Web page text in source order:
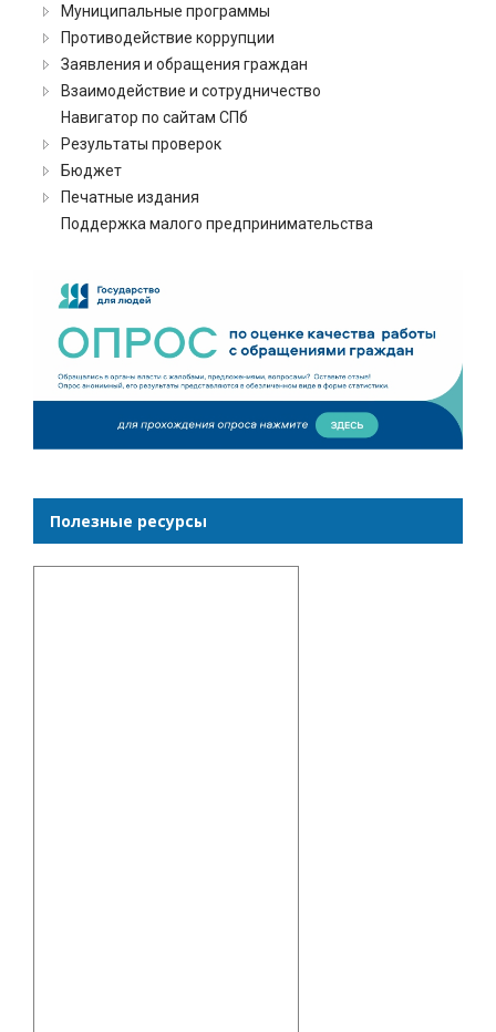
Муниципальные программы
Противодействие коррупции
Заявления и обращения граждан
Взаимодействие и сотрудничество
Навигатор по сайтам СПб
Результаты проверок
Бюджет
Печатные издания
Поддержка малого предпринимательства
Полезные ресурсы